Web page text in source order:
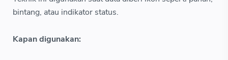
bintang, atau indikator status.
Kapan digunakan: